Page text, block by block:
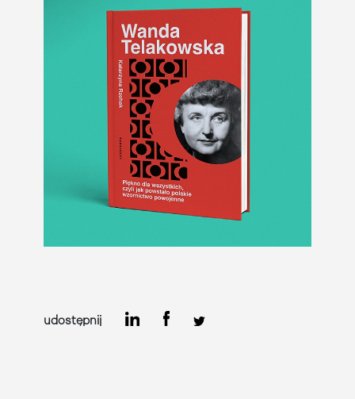
udostępnij